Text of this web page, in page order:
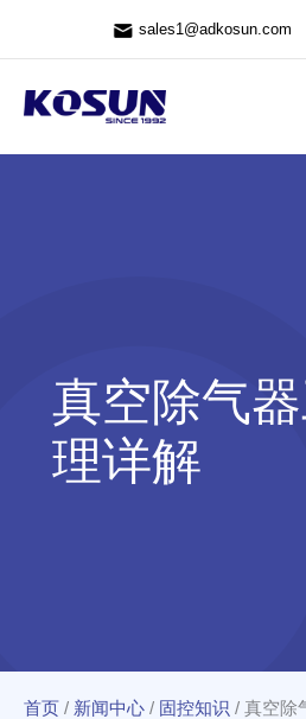
sales1@adkosun.com
真空除气
理详解
首页 / 新闻中心 / 固控知识 / 真空除